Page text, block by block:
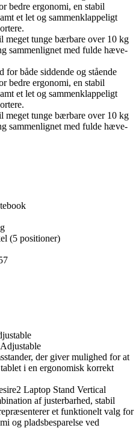
bedre ergonomi, en stabil
et let og sammenklappeligt
meget tunge bærbare over 10 kg
sammenlignet med fulde hæve-
både siddende og stående
bedre ergonomi, en stabil
et let og sammenklappeligt
meget tunge bærbare over 10 kg
sammenlignet med fulde hæve-
(5 positioner)
der giver mulighed for at
i en ergonomisk korrekt
Laptop Stand Vertical
af justerbarhed, stabil
et funktionelt valg for
og pladsbesparelse ved